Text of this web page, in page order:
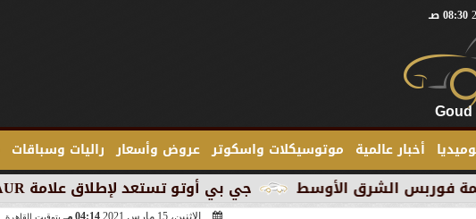
08:30 صـ
أخبار عالمية موتوسيكلات واسكوتر عروض وأسعار راليات وسباقات
جي بي أوتو تستعد لإطلاق علامة iCAUR في السوق المصرية
الإثنين، 15 مارس 2021 04:14 مـ بتوقيت القاهرة